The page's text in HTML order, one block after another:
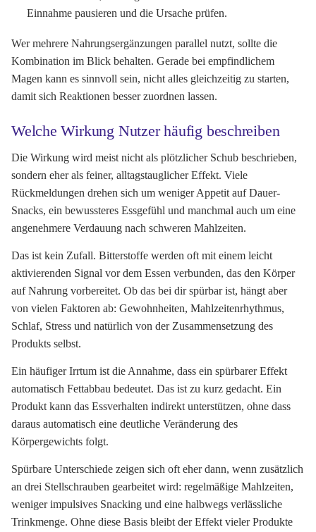
Einnahme pausieren und die Ursache prüfen.
Wer mehrere Nahrungsergänzungen parallel nutzt, sollte die
Kombination im Blick behalten. Gerade bei empfindlichem
Magen kann es sinnvoll sein, nicht alles gleichzeitig zu starten,
damit sich Reaktionen besser zuordnen lassen.
Welche Wirkung Nutzer häufig beschreiben
Die Wirkung wird meist nicht als plötzlicher Schub beschrieben,
sondern eher als feiner, alltagstauglicher Effekt. Viele
Rückmeldungen drehen sich um weniger Appetit auf Dauer-
Snacks, ein bewussteres Essgefühl und manchmal auch um eine
angenehmere Verdauung nach schweren Mahlzeiten.
Das ist kein Zufall. Bitterstoffe werden oft mit einem leicht
aktivierenden Signal vor dem Essen verbunden, das den Körper
auf Nahrung vorbereitet. Ob das bei dir spürbar ist, hängt aber
von vielen Faktoren ab: Gewohnheiten, Mahlzeitenrhythmus,
Schlaf, Stress und natürlich von der Zusammensetzung des
Produkts selbst.
Ein häufiger Irrtum ist die Annahme, dass ein spürbarer Effekt
automatisch Fettabbau bedeutet. Das ist zu kurz gedacht. Ein
Produkt kann das Essverhalten indirekt unterstützen, ohne dass
daraus automatisch eine deutliche Veränderung des
Körpergewichts folgt.
Spürbare Unterschiede zeigen sich oft eher dann, wenn zusätzlich
an drei Stellschrauben gearbeitet wird: regelmäßige Mahlzeiten,
weniger impulsives Snacking und eine halbwegs verlässliche
Trinkmenge. Ohne diese Basis bleibt der Effekt vieler Produkte